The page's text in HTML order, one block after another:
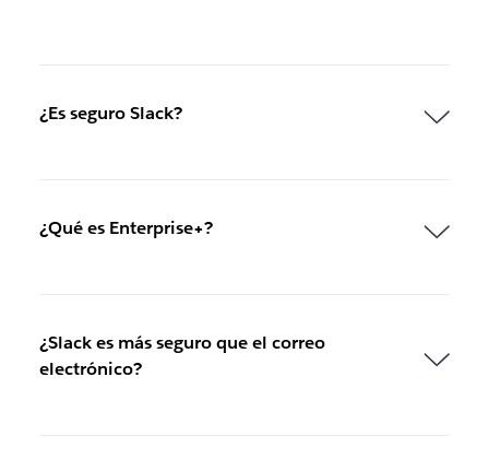
¿Es seguro Slack?
¿Qué es Enterprise+?
¿Slack es más seguro que el correo
electrónico?